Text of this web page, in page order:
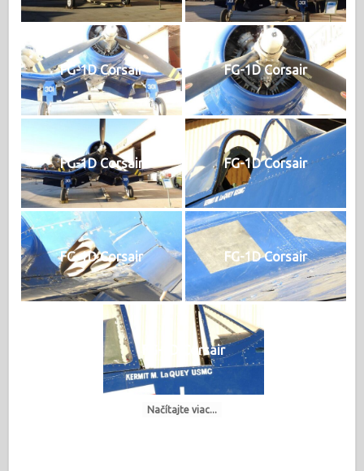
FG-1D Corsair FG-1D Corsair
FG-1D Corsair FG-1D Corsair
FG-1D Corsair FG-1D Corsair
FG-1D Corsair
Načítajte viac...